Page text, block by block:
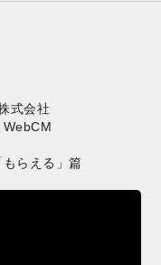
式会社
WebCM
らえる」篇